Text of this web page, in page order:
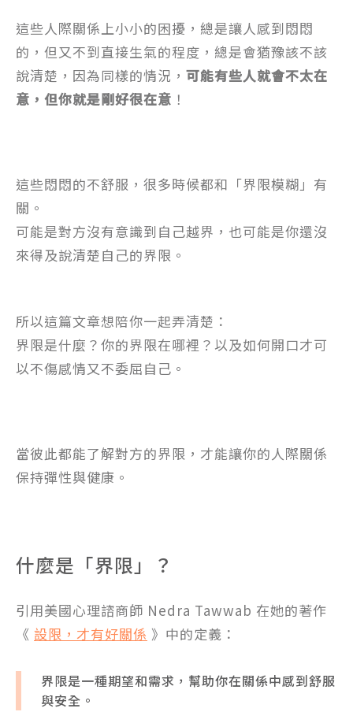
這些人際關係上小小的困擾，總是讓人感到悶悶
的，但又不到直接生氣的程度，總是會猶豫該不該
說清楚，因為同樣的情況， 可能有些人就會不太在
意，但你就是剛好很在意 ！
這些悶悶的不舒服，很多時候都和「界限模糊」有
關。
可能是對方沒有意識到自己越界，也可能是你還沒
來得及說清楚自己的界限。
所以這篇文章想陪你一起弄清楚：
界限是什麼？你的界限在哪裡？以及如何開口才可
以不傷感情又不委屈自己。
當彼此都能了解對方的界限，才能讓你的人際關係
保持彈性與健康。
什麼是「界限」？
引用美國心理諮商師 Nedra Tawwab 在她的著作
《 設限，才有好關係 》中的定義：
界限是一種期望和需求，幫助你在關係中感到舒服
與安全。